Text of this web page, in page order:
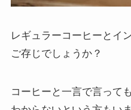
レギュラーコーヒーとイ
ご存じでしょうか？
コーヒーと一言で言って